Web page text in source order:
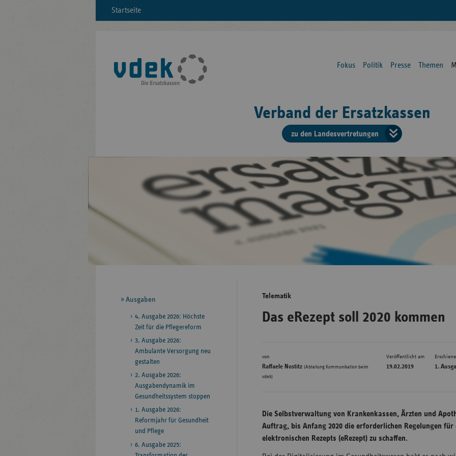
Startseite
Fokus Politik Presse Themen
Verband der Ersatzkassen
zu den Landesvertretungen
der
Bremen
Hessen
Telematik
Das eRezept soll 2020 kommen
von
Raffaele Nostitz (Abteilung Kommunikation beim
vdek)
Veröffentlicht am
19.02.2019 1.
Die Selbstverwaltung von Krankenkassen, Ärzten und
Auftrag, bis Anfang 2020 die erforderlichen Regelungen für
elektronischen Rezepts (eRezept) zu schaffen.
Seitennavigation
Ausgaben
4. Ausgabe 2026: Höchste
Zeit für die Pflegereform
3. Ausgabe 2026:
Ambulante Versorgung neu
gestalten
2. Ausgabe 2026:
Ausgabendynamik im
Gesundheitssystem stoppen
1. Ausgabe 2026:
Reformjahr für Gesundheit
und Pflege
6. Ausgabe 2025: